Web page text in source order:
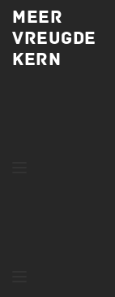
MEER
VREUGDE
KERN